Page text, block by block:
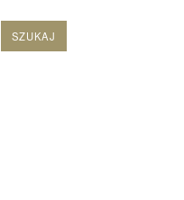
SZUKAJ